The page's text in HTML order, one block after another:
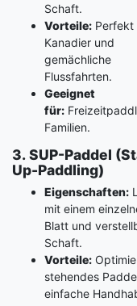
Schaft.
Vorteile: Perfekt
Kanadier und
gemächliche
Flussfahrten.
Geeignet
für:
Familien.
3. SUP-Paddel
Up-Paddling)
Eigenschaften:
mit einem
Blatt und
Schaft.
Vorteile:
stehendes
einfache